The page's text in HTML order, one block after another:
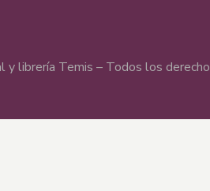
y librería Temis – Todos los